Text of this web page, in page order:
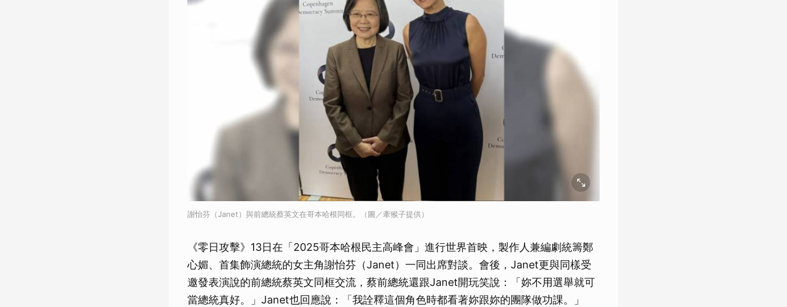
謝怡芬（Janet）與前總統蔡英文在哥本哈根同框。（圖／牽猴子提供）
《零日攻擊》13日在「2025哥本哈根民主高峰會」進行世界首映，製作人兼編劇統籌鄭
心媚、首集飾演總統的女主角謝怡芬（Janet）一同出席對談。會後，Janet更與同樣受
邀發表演說的前總統蔡英文同框交流，蔡前總統還跟Janet開玩笑說：「妳不用選舉就可
當總統真好。」Janet也回應說：「我詮釋這個角色時都看著妳跟妳的團隊做功課。」